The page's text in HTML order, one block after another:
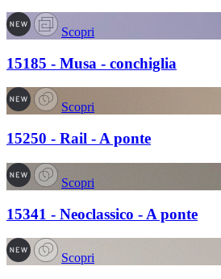
Scopri
15185 - Musa - conchiglia
Scopri
15250 - Rail - A ponte
Scopri
15341 - Neoclassico - A ponte
Scopri